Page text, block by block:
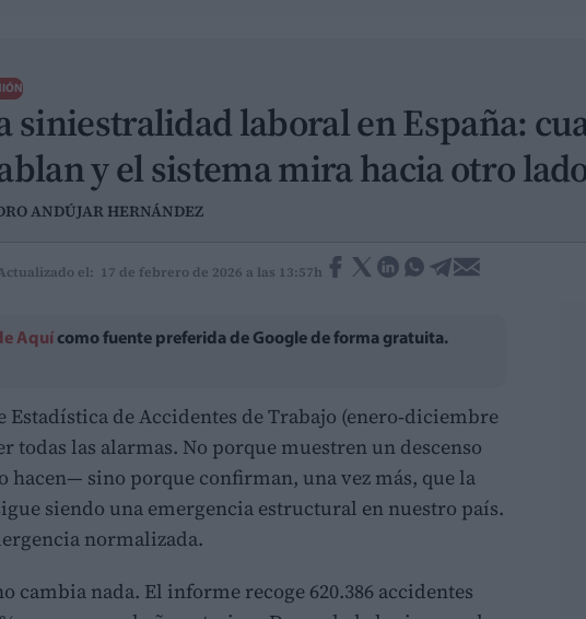
siniestralidad laboral en España:
y el sistema mira hacia otro
ANDÚJAR HERNÁNDEZ
el: 17 de febrero de 2026 a las 13:57h
Aquí como fuente preferida de Google de forma gratuita.
Estadística de Accidentes de Trabajo (enero‑diciembre
todas las alarmas. No porque muestren un descenso
sino porque confirman, una vez más, que la
siendo una emergencia estructural en nuestro país.
normalizada.
cambia nada. El informe recoge 620.386 accidentes